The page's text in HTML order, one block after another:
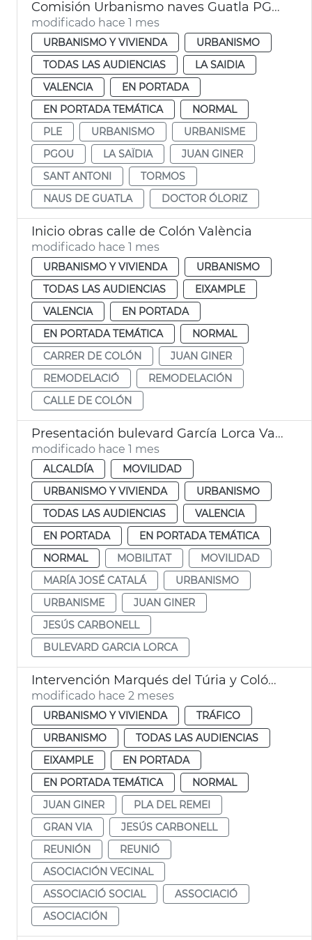
Comisión Urbanismo naves Guatla PGOU
modificado hace 1 mes
URBANISMO Y VIVIENDA
URBANISMO
TODAS LAS AUDIENCIAS
LA SAIDIA
VALENCIA
EN PORTADA
EN PORTADA TEMÁTICA
NORMAL
PLE
URBANISMO
URBANISME
PGOU
LA SAÏDIA
JUAN GINER
SANT ANTONI
TORMOS
NAUS DE GUATLA
DOCTOR ÓLORIZ
Inicio obras calle de Colón València
modificado hace 1 mes
URBANISMO Y VIVIENDA
URBANISMO
TODAS LAS AUDIENCIAS
EIXAMPLE
VALENCIA
EN PORTADA
EN PORTADA TEMÁTICA
NORMAL
CARRER DE COLÓN
JUAN GINER
REMODELACIÓ
REMODELACIÓN
CALLE DE COLÓN
Presentación bulevard García Lorca València
modificado hace 1 mes
ALCALDÍA
MOVILIDAD
URBANISMO Y VIVIENDA
URBANISMO
TODAS LAS AUDIENCIAS
VALENCIA
EN PORTADA
EN PORTADA TEMÁTICA
NORMAL
MOBILITAT
MOVILIDAD
MARÍA JOSÉ CATALÁ
URBANISMO
URBANISME
JUAN GINER
JESÚS CARBONELL
BULEVARD GARCIA LORCA
Intervención Marqués del Túria y Colón València
modificado hace 2 meses
URBANISMO Y VIVIENDA
TRÁFICO
URBANISMO
TODAS LAS AUDIENCIAS
EIXAMPLE
EN PORTADA
EN PORTADA TEMÁTICA
NORMAL
JUAN GINER
PLA DEL REMEI
GRAN VIA
JESÚS CARBONELL
REUNIÓN
REUNIÓ
ASOCIACIÓN VECINAL
ASSOCIACIÓ SOCIAL
ASSOCIACIÓ
ASOCIACIÓN